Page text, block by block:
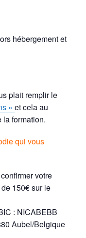
hébergement et
plait remplir le
» et cela au
la formation.
qui vous
votre
150€ sur le
: NICABEBB
Aubel/Belgique